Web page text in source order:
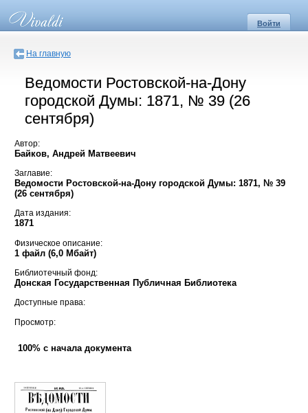
Войти
На главную
Ведомости Ростовской-на-Дону
городской Думы: 1871, № 39 (26
сентября)
Автор:
Байков, Андрей Матвеевич
Заглавие:
Ведомости Ростовской-на-Дону городской Думы: 1871, № 39
(26 сентября)
Дата издания:
1871
Физическое описание:
1 файл (6,0 Мбайт)
Библиотечный фонд:
Донская Государственная Публичная Библиотека
Доступные права:
Просмотр:
100% с начала документа